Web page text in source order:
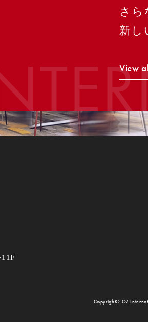
さら
新し
View all
Copyright© OZ